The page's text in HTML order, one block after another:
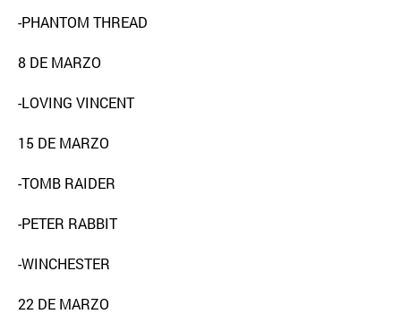
-PHANTOM THREAD
8 DE MARZO
-LOVING VINCENT
15 DE MARZO
-TOMB RAIDER
-PETER RABBIT
-WINCHESTER
22 DE MARZO